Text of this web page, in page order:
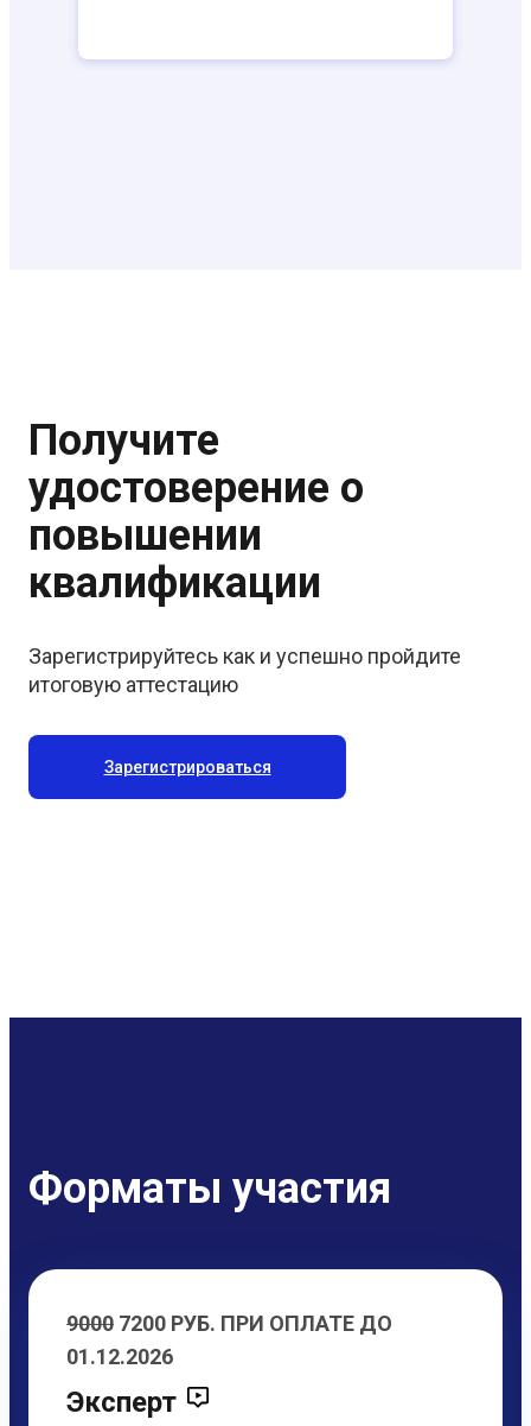
Получите
удостоверение о
повышении
квалификации
Зарегистрируйтесь как и успешно пройдите
итоговую аттестацию
Зарегистрироваться
Форматы участия
9000 7200 РУБ. ПРИ ОПЛАТЕ ДО
01.12.2026
Эксперт